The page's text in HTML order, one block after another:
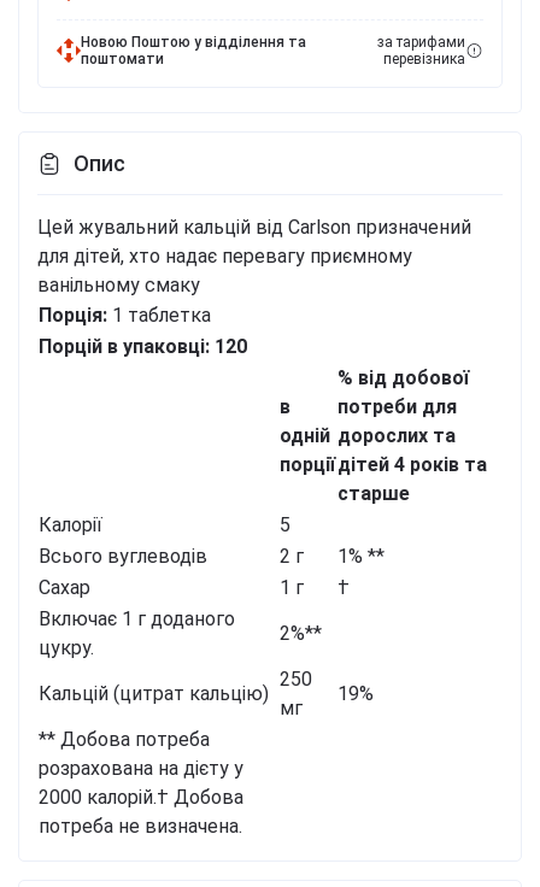
Новою Поштою у відділення та
поштомати
за тарифами
перевізника
Опис
Цей жувальний кальцій від Carlson призначений
для дітей, хто надає перевагу приємному
ванільному смаку
Порція: 1 таблетка
Порцій в упаковці: 120
в
одній
порції
% від добової
потреби для
дорослих та
дітей 4 років та
старше
Калорії
5
Всього вуглеводів
2 г
1% **
Сахар
1 г
†
Включає 1 г доданого
цукру.
2%**
Кальцій (цитрат кальцію)
250
мг
19%
** Добова потреба
розрахована на дієту у
2000 калорій.† Добова
потреба не визначена.